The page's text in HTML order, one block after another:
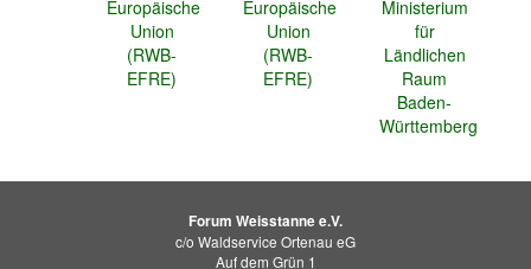
Forum Weisstanne e.V.
c/o Waldservice Ortenau eG
Auf dem Grün 1